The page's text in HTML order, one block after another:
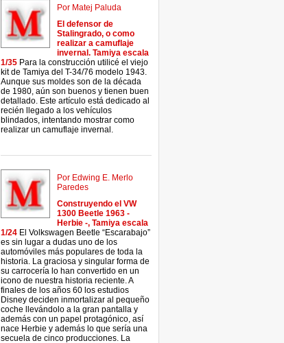
Por Matej Paluda
El defensor de
Stalingrado, o como
realizar a camuflaje
invernal. Tamiya escala
1/35 Para la construcción utilicé el viejo
kit de Tamiya del T-34/76 modelo 1943.
Aunque sus moldes son de la década
de 1980, aún son buenos y tienen buen
detallado. Este artículo está dedicado al
recién llegado a los vehículos
blindados, intentando mostrar como
realizar un camuflaje invernal.
Por Edwing E. Merlo
Paredes
Construyendo el VW
1300 Beetle 1963 -
Herbie -, Tamiya escala
1/24 El Volkswagen Beetle “Escarabajo”
es sin lugar a dudas uno de los
automóviles más populares de toda la
historia. La graciosa y singular forma de
su carrocería lo han convertido en un
icono de nuestra historia reciente. A
finales de los años 60 los estudios
Disney deciden inmortalizar al pequeño
coche llevándolo a la gran pantalla y
además con un papel protagónico, así
nace Herbie y además lo que sería una
secuela de cinco producciones. La